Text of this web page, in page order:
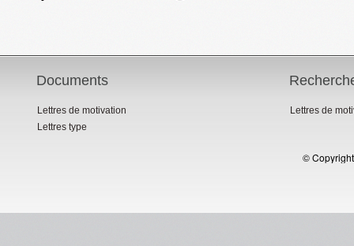
Documents
Lettres de motivation
Lettres type
Lettres de
©